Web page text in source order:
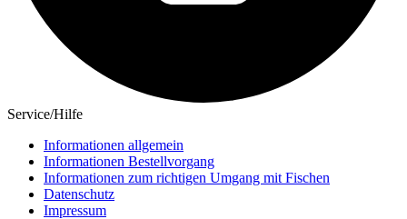
Service/Hilfe
Informationen allgemein
Informationen Bestellvorgang
Informationen zum richtigen Umgang mit Fischen
Datenschutz
Impressum